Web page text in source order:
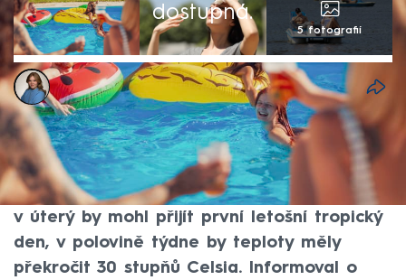
dostupná.
5 fotografií
Flora Jelena Brouns
12. čvn 2024, 16:35
Zbytek týdne ještě Česko potrápí zatažená
obloha a lokální přeháňky, ale od pondělka
by už mělo panovat výhradně slunce. Hned
v úterý by mohl přijít první letošní tropický
den, v polovině týdne by teploty měly
překročit 30 stupňů Celsia. Informoval o